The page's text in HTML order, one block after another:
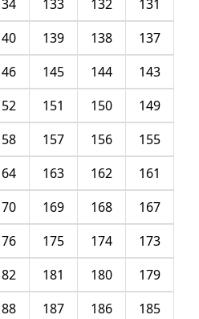
131
132
133
137
138
139
143
144
145
149
150
151
155
156
157
161
162
163
167
168
169
173
174
175
179
180
181
185
186
187